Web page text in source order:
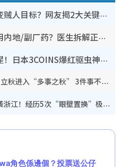
装修拆铁闸随时变贼人目标？网友揭2大关键用途：装新款等于白装？附新旧铁闸分别
网传公立医院改用内地/副厂药？医生拆解正副厂分别，揭4类人换药随时出事
怕虫人士夏季救星！日本3COINS爆红驱虫神器$45起 1招“全程免触碰”轻松搞定小强
立秋2026｜8月7日立秋进入“多事之秋” 3件事不可做！专家教6招开运 清杂物／钱包纳气接好运
台风白海豚料周日袭浙江！经历5次“眼壁置换”极罕见 成登陆内地最长途台风